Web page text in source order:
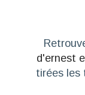
d'ernest
tirées les